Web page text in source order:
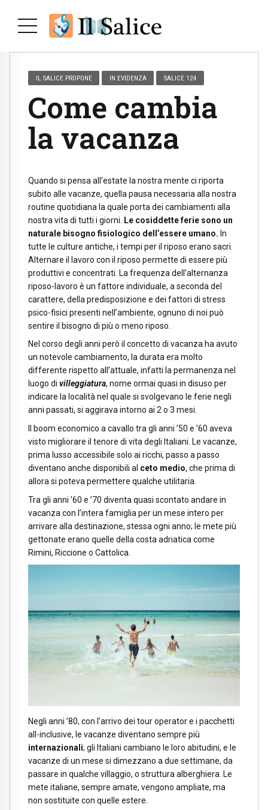
IL SALICE PROPONE IN EVIDENZA SALICE 124
Come cambia
la vacanza
Quando si pensa all’estate la nostra mente ci riporta
subito alle vacanze, quella pausa necessaria alla nostra
routine quotidiana la quale porta dei cambiamenti alla
nostra vita di tutti i giorni. Le cosiddette ferie sono un
naturale bisogno fisiologico dell’essere umano. In
tutte le culture antiche, i tempi per il riposo erano sacri.
Alternare il lavoro con il riposo permette di essere più
produttivi e concentrati. La frequenza dell’alternanza
riposo-lavoro è un fattore individuale, a seconda del
carattere, della predisposizione e dei fattori di stress
psico-fisici presenti nell’ambiente, ognuno di noi può
sentire il bisogno di più o meno riposo.
Nel corso degli anni però il concetto di vacanza ha avuto
un notevole cambiamento, la durata era molto
differente rispetto all’attuale, infatti la permanenza nel
luogo di villeggiatura, nome ormai quasi in disuso per
indicare la località nel quale si svolgevano le ferie negli
anni passati, si aggirava intorno ai 2 o 3 mesi.
Il boom economico a cavallo tra gli anni ’50 e ’60 aveva
visto migliorare il tenore di vita degli Italiani. Le vacanze,
prima lusso accessibile solo ai ricchi, passo a passo
diventano anche disponibili al ceto medio, che prima di
allora si poteva permettere qualche utilitaria.
Tra gli anni ’60 e ’70 diventa quasi scontato andare in
vacanza con l’intera famiglia per un mese intero per
arrivare alla destinazione, stessa ogni anno; le mete più
gettonate erano quelle della costa adriatica come
Rimini, Riccione o Cattolica.
Negli anni ’80, con l’arrivo dei tour operator e i pacchetti
all-inclusive, le vacanze diventano sempre più
internazionali; gli Italiani cambiano le loro abitudini, e le
vacanze di un mese si dimezzano a due settimane, da
passare in qualche villaggio, o struttura alberghiera. Le
mete italiane, sempre amate, vengono ampliate, ma
non sostituite con quelle estere.